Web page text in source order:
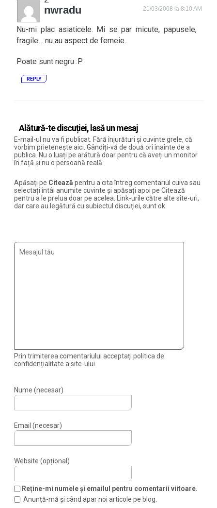
nwradu 21/03/2008 la 8:10 AM
Nu-mi plac asiaticele. Mi se par micute, papusele,
fragile… nu au aspect de femeie.
Poate sunt negru :P
REPLY
Alătură-te discuției, lasă un mesaj
E-mail-ul nu va fi publicat. Fără înjurături și cuvinte grele, că
vorbim prietenește aici. Gândiți-vă de două ori înainte de a
publica. Nu o luați pe arătură doar pentru că aveți un monitor
în față și nu o persoană reală.
Apăsați pe Citează pentru a cita întreg comentariul cuiva sau
selectați întâi anumite cuvinte și apăsați apoi pe Citează
pentru a le prelua doar pe acelea. Link-urile către alte site-uri,
dar care au legătură cu subiectul discuției, sunt ok.
Prin trimiterea comentariului acceptați politica de
confidențialitate a site-ului.
Nume (necesar)
Email (necesar)
Website (opțional)
Reține-mi numele și emailul pentru comentarii viitoare.
Anunță-mă și când apar noi articole pe blog.